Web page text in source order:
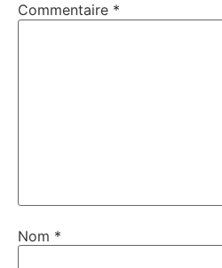
Commentaire *
Nom *